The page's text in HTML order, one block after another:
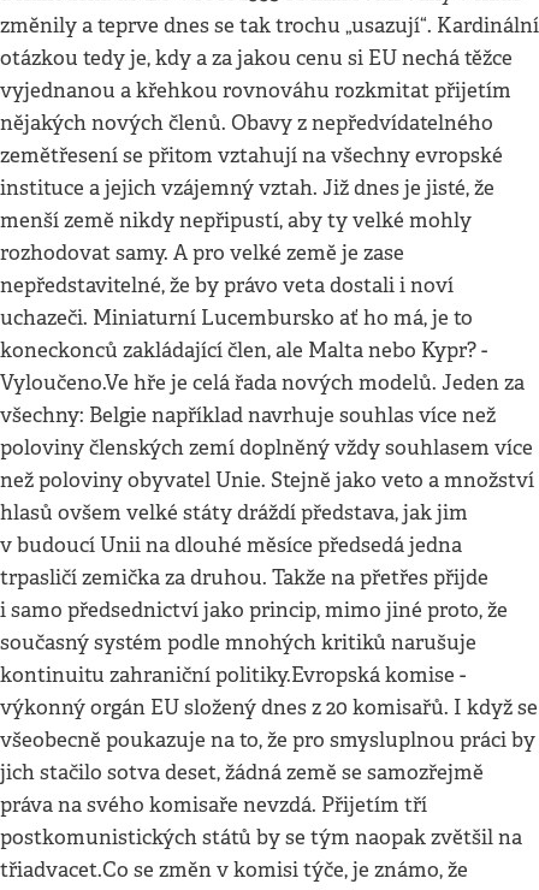
změnily a teprve dnes se tak trochu „usazují“. Kardinální
otázkou tedy je, kdy a za jakou cenu si EU nechá těžce
vyjednanou a křehkou rovnováhu rozkmitat přijetím
nějakých nových členů. Obavy z nepředvídatelného
zemětřesení se přitom vztahují na všechny evropské
instituce a jejich vzájemný vztah. Již dnes je jisté, že
menší země nikdy nepřipustí, aby ty velké mohly
rozhodovat samy. A pro velké země je zase
nepředstavitelné, že by právo veta dostali i noví
uchazeči. Miniaturní Lucembursko ať ho má, je to
koneckonců zakládající člen, ale Malta nebo Kypr? -
Vyloučeno.Ve hře je celá řada nových modelů. Jeden za
všechny: Belgie například navrhuje souhlas více než
poloviny členských zemí doplněný vždy souhlasem více
než poloviny obyvatel Unie. Stejně jako veto a množství
hlasů ovšem velké státy dráždí představa, jak jim
v budoucí Unii na dlouhé měsíce předsedá jedna
trpasličí zemička za druhou. Takže na přetřes přijde
i samo předsednictví jako princip, mimo jiné proto, že
současný systém podle mnohých kritiků narušuje
kontinuitu zahraniční politiky.Evropská komise -
výkonný orgán EU složený dnes z 20 komisařů. I když se
všeobecně poukazuje na to, že pro smysluplnou práci by
jich stačilo sotva deset, žádná země se samozřejmě
práva na svého komisaře nevzdá. Přijetím tří
postkomunistických států by se tým naopak zvětšil na
třiadvacet.Co se změn v komisi týče, je známo, že